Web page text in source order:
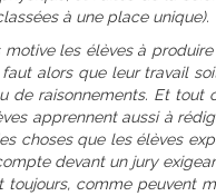
à une place unique).
les élèves à
alors que leur travail
de raisonnements. Et
apprennent aussi à
choses que les élèves
devant un jury
toujours, comme peuvent